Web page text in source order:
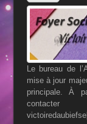
Le bureau de
mise à jour
principale. À